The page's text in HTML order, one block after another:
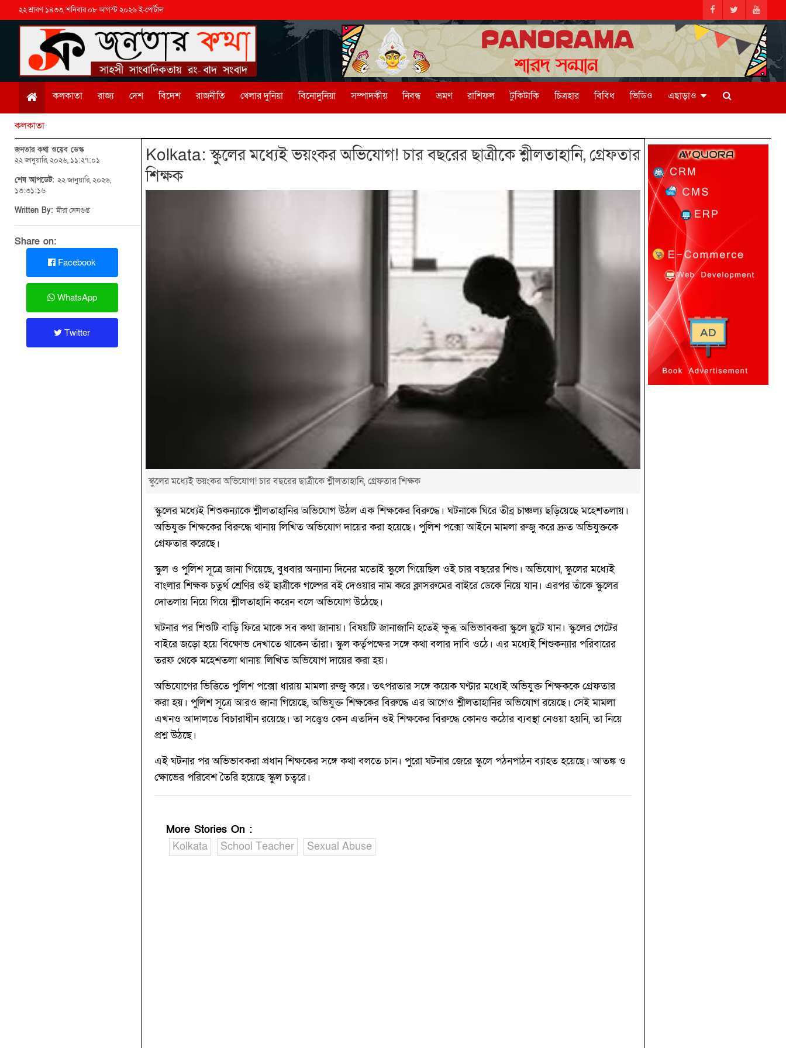
২২ শ্রাবণ ১৪৩৩, শনিবার ০৮ আগস্ট ২০২৬ ই-পোর্টাল
কলকাতা রাজ্য দেশ বিদেশ রাজনীতি খেলার দুনিয়া বিনোদুনিয়া সম্পাদকীয় নিবন্ধ ভ্রমণ রাশিফল টুকিটাকি চিত্রহার বিবিধ ভিডিও এছাড়াও
কলকাতা
জনতার কথা ওয়েব ডেস্ক
২২ জানুয়ারি, ২০২৬, ১১:২৭:০১
শেষ আপডেট: ২২ জানুয়ারি, ২০২৬,
১৩:৩১:১৬
Written By:মীরা সেনগুপ্ত
Share on:
Facebook
WhatsApp
Twitter
Kolkata: স্কুলের মধ্যেই ভয়ংকর অভিযোগ! চার বছরের ছাত্রীকে শ্লীলতাহানি, গ্রেফতার
শিক্ষক
স্কুলের মধ্যেই ভয়ংকর অভিযোগ! চার বছরের ছাত্রীকে শ্লীলতাহানি, গ্রেফতার শিক্ষক
স্কুলের মধ্যেই শিশুকন্যাকে শ্লীলতাহানির অভিযোগ উঠল এক শিক্ষকের বিরুদ্ধে। ঘটনাকে ঘিরে তীব্র চাঞ্চল্য ছড়িয়েছে মহেশতলায়।
অভিযুক্ত শিক্ষকের বিরুদ্ধে থানায় লিখিত অভিযোগ দায়ের করা হয়েছে। পুলিশ পক্সো আইনে মামলা রুজু করে দ্রুত অভিযুক্তকে
গ্রেফতার করেছে।
স্কুল ও পুলিশ সূত্রে জানা গিয়েছে, বুধবার অন্যান্য দিনের মতোই স্কুলে গিয়েছিল ওই চার বছরের শিশু। অভিযোগ, স্কুলের মধ্যেই
বাংলার শিক্ষক চতুর্থ শ্রেণির ওই ছাত্রীকে গল্পের বই দেওয়ার নাম করে ক্লাসরুমের বাইরে ডেকে নিয়ে যান। এরপর তাঁকে স্কুলের
দোতলায় নিয়ে গিয়ে শ্লীলতাহানি করেন বলে অভিযোগ উঠেছে।
ঘটনার পর শিশুটি বাড়ি ফিরে মাকে সব কথা জানায়। বিষয়টি জানাজানি হতেই ক্ষুব্ধ অভিভাবকরা স্কুলে ছুটে যান। স্কুলের গেটের
বাইরে জড়ো হয়ে বিক্ষোভ দেখাতে থাকেন তাঁরা। স্কুল কর্তৃপক্ষের সঙ্গে কথা বলার দাবি ওঠে। এর মধ্যেই শিশুকন্যার পরিবারের
তরফ থেকে মহেশতলা থানায় লিখিত অভিযোগ দায়ের করা হয়।
অভিযোগের ভিত্তিতে পুলিশ পক্সো ধারায় মামলা রুজু করে। তৎপরতার সঙ্গে কয়েক ঘণ্টার মধ্যেই অভিযুক্ত শিক্ষককে গ্রেফতার
করা হয়। পুলিশ সূত্রে আরও জানা গিয়েছে, অভিযুক্ত শিক্ষকের বিরুদ্ধে এর আগেও শ্লীলতাহানির অভিযোগ রয়েছে। সেই মামলা
এখনও আদালতে বিচারাধীন রয়েছে। তা সত্ত্বেও কেন এতদিন ওই শিক্ষকের বিরুদ্ধে কোনও কঠোর ব্যবস্থা নেওয়া হয়নি, তা নিয়ে
প্রশ্ন উঠছে।
এই ঘটনার পর অভিভাবকরা প্রধান শিক্ষকের সঙ্গে কথা বলতে চান। পুরো ঘটনার জেরে স্কুলে পঠনপাঠন ব্যাহত হয়েছে। আতঙ্ক ও
ক্ষোভের পরিবেশ তৈরি হয়েছে স্কুল চত্বরে।
More Stories On :
Kolkata
School Teacher Sexual Abuse